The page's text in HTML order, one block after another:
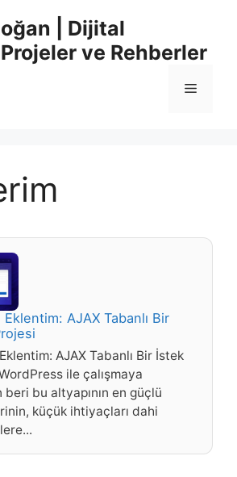
| Dijital
ve Rehberler
Menü
AJAX Tabanlı Bir
AJAX Tabanlı Bir İstek
ile çalışmaya
beri bu altyapının en güçlü
küçük ihtiyaçları dahi